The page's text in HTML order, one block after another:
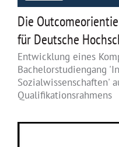
Die
für Deutsche
Entwicklung eines
Bachelorstudiengang
Sozialwissenschaften'
Qualifikationsrahmens